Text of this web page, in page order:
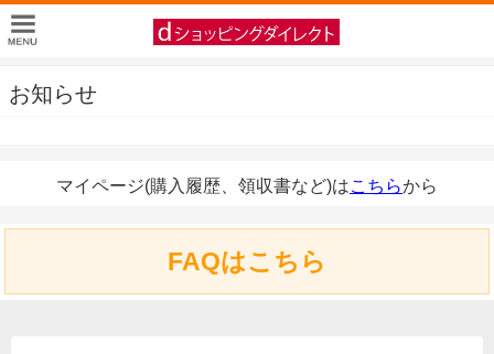
お知らせ
マイページ(購入履歴、領収書など)はこちらから
FAQはこちら